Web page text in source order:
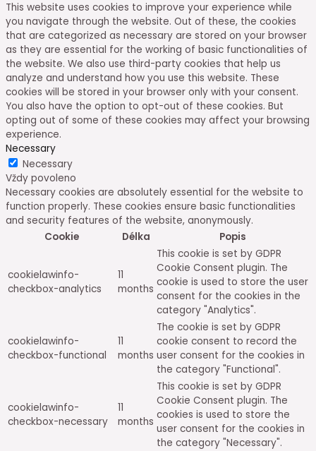
This website uses cookies to improve your experience while
you navigate through the website. Out of these, the cookies
that are categorized as necessary are stored on your browser
as they are essential for the working of basic functionalities of
the website. We also use third-party cookies that help us
analyze and understand how you use this website. These
cookies will be stored in your browser only with your consent.
You also have the option to opt-out of these cookies. But
opting out of some of these cookies may affect your browsing
experience.
Necessary
Necessary
Vždy povoleno
Necessary cookies are absolutely essential for the website to
function properly. These cookies ensure basic functionalities
and security features of the website, anonymously.
Cookie
Délka Popis
cookielawinfo-
checkbox-analytics
11
months
This cookie is set by GDPR
Cookie Consent plugin. The
cookie is used to store the user
consent for the cookies in the
category "Analytics".
cookielawinfo-
checkbox-functional
11
months
The cookie is set by GDPR
cookie consent to record the
user consent for the cookies in
the category "Functional".
cookielawinfo-
checkbox-necessary
11
months
This cookie is set by GDPR
Cookie Consent plugin. The
cookies is used to store the
user consent for the cookies in
the category "Necessary".